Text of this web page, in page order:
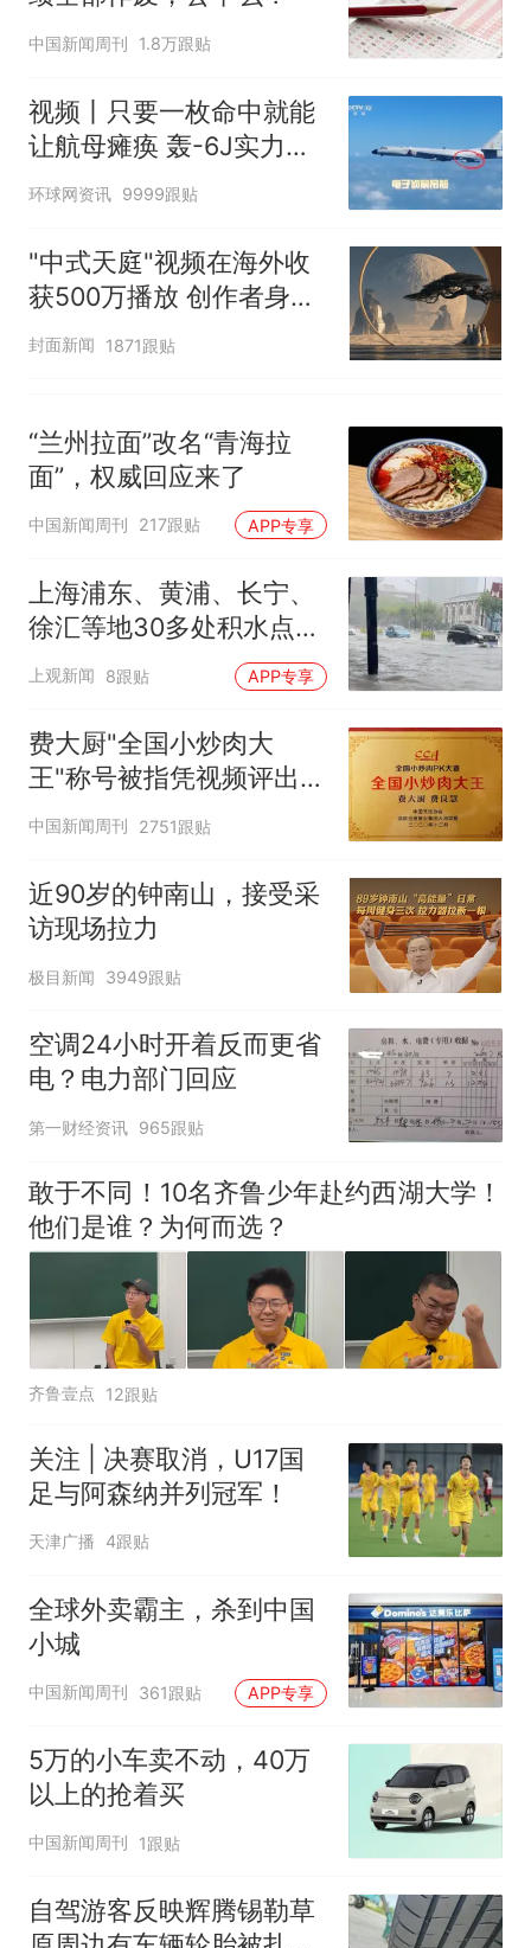
核查
全部作废，公平么？
中国新闻周刊 1.8万跟贴
视频丨只要一枚命中就能
让航母瘫痪 轰-6J实力有
多强？
环球网资讯 9999跟贴
"中式天庭"视频在海外收
获500万播放 创作者身份
披露
封面新闻 1871跟贴
“兰州拉面”改名“青海拉
面”，权威回应来了
中国新闻周刊 217跟贴 APP专享
上海浦东、黄浦、长宁、
徐汇等地30多处积水点正
在抢排
上观新闻 8跟贴 APP专享
费大厨"全国小炒肉大
王"称号被指凭视频评出
官方回应
中国新闻周刊 2751跟贴
近90岁的钟南山，接受采
访现场拉力
极目新闻 3949跟贴
空调24小时开着反而更省
电？电力部门回应
第一财经资讯 965跟贴
敢于不同！10名齐鲁少年赴约西湖大学！
他们是谁？为何而选？
齐鲁壹点 12跟贴
关注 | 决赛取消，U17国
足与阿森纳并列冠军！
天津广播 4跟贴
全球外卖霸主，杀到中国
小城
中国新闻周刊 361跟贴 APP专享
5万的小车卖不动，40万
以上的抢着买
中国新闻周刊 1跟贴
自驾游客反映辉腾锡勒草